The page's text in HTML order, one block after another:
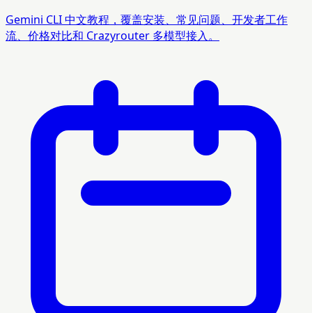
Gemini CLI 中文教程，覆盖安装、常见问题、开发者工作
流、价格对比和 Crazyrouter 多模型接入。